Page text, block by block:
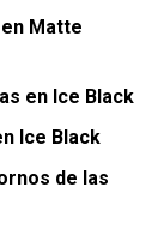
Matte
en Ice Black
Ice Black
de las